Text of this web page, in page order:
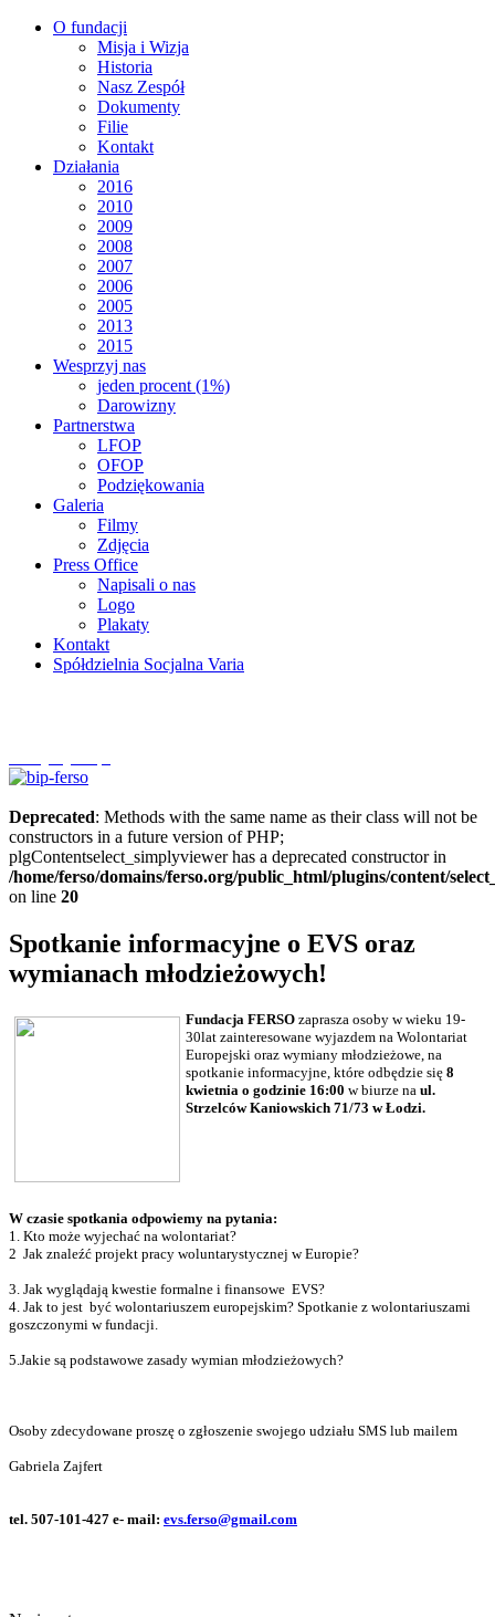
O fundacji
Misja i Wizja
Historia
Nasz Zespół
Dokumenty
Filie
Kontakt
Działania
2016
2010
2009
2008
2007
2006
2005
2013
2015
Wesprzyj nas
jeden procent (1%)
Darowizny
Partnerstwa
LFOP
OFOP
Podziękowania
Galeria
Filmy
Zdjęcia
Press Office
Napisali o nas
Logo
Plakaty
Kontakt
Spółdzielnia Socjalna Varia
Deprecated: Methods with the same name as their class will not be
constructors in a future version of PHP;
plgContentselect_simplyviewer has a deprecated constructor in
/home/ferso/domains/ferso.org/public_html/plugins/content/
on line 20
Spotkanie informacyjne o EVS oraz
wymianach młodzieżowych!
Fundacja FERSO zaprasza osoby w wieku 19-
30lat zainteresowane wyjazdem na Wolontariat
Europejski oraz wymiany młodzieżowe, na
spotkanie informacyjne, które odbędzie się 8
kwietnia o godzinie 16:00 w biurze na ul.
Strzelców Kaniowskich 71/73 w Łodzi.
W czasie spotkania odpowiemy na pytania:
1. Kto może wyjechać na wolontariat?
2 Jak znaleźć projekt pracy woluntarystycznej w Europie?
3. Jak wyglądają kwestie formalne i finansowe EVS?
4. Jak to jest być wolontariuszem europejskim? Spotkanie z wolontariuszami
goszczonymi w fundacji.
5.Jakie są podstawowe zasady wymian młodzieżowych?
Osoby zdecydowane proszę o zgłoszenie swojego udziału SMS lub mailem
Gabriela Zajfert
tel. 507-101-427 e- mail: evs.ferso@gmail.com